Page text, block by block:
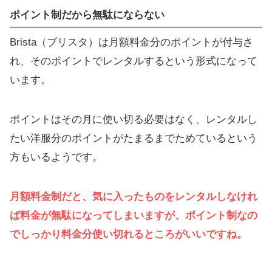
ポイント制だから無駄にならない
Brista（ブリスタ）は月額料金分のポイントが付与さ
れ、そのポイントでレンタルするという形式になって
います。
ポイントはその月に使い切る必要はなく、レンタルし
たい洋服分のポイントがたまるまでためているという
方もいるようです。
月額料金制だと、気に入ったものをレンタルしなけれ
ば料金が無駄になってしまいますが、ポイント制なの
でしっかり料金分使い切れるところがいいですね。